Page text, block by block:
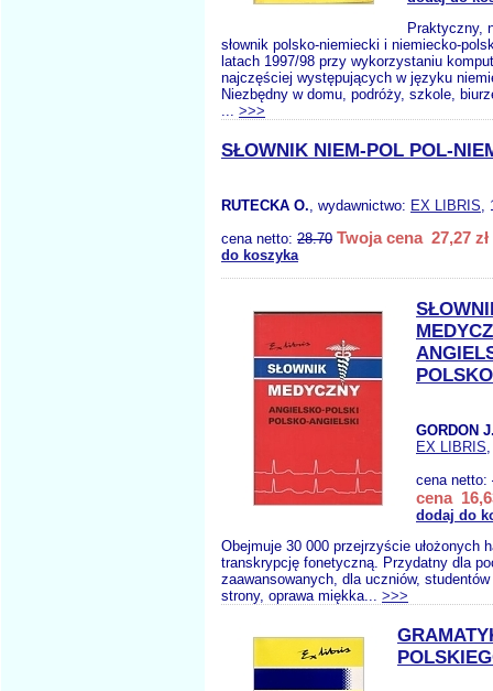
Praktyczny,
słownik polsko-niemiecki i niemiecko-
latach 1997/98 przy wykorzystaniu
najczęściej występujących w języku
Niezbędny w domu, podróży, szkole,
... >>>
SŁOWNIK NIEM-POL POL-
RUTECKA O., wydawnictwo: EX LIBRIS,
cena netto: 28.70 Twoja cena 27,27 zł
do koszyka
GORDON
EX LIBRIS
cena netto:
cena
dodaj do
Obejmuje 30 000 przejrzyście ułożonych
transkrypcję fonetyczną. Przydatny dla
zaawansowanych, dla uczniów,
strony, oprawa miękka... >>>